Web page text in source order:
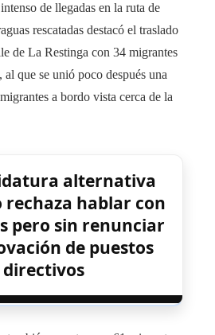
de llegadas en la ruta de
rescatadas destacó el traslado
de La Restinga con 34 migrantes
que se unió poco después una
a bordo vista cerca de la
alternativa
rechaza hablar con
pero sin renunciar
de puestos
directivos